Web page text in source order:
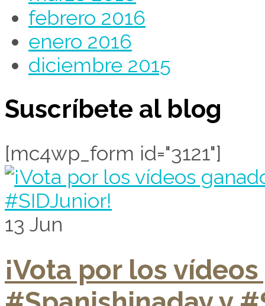
febrero 2016
enero 2016
diciembre 2015
Suscríbete al blog
[mc4wp_form id="3121"]
13 Jun
¡Vota por los